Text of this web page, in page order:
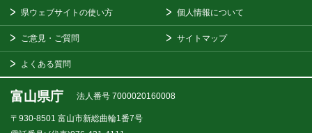
県ウェブサイトの使い方 個人情報について
ご意見・ご質問 サイトマップ
よくある質問
富山県庁 法人番号 7000020160008
〒930-8501 富山市新総曲輪1番7号